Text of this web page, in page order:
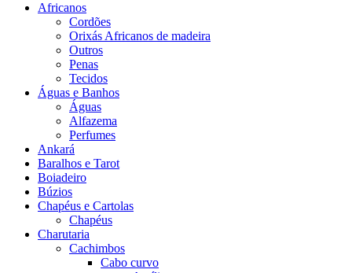
Africanos
Cordões
Orixás Africanos de madeira
Outros
Penas
Tecidos
Águas e Banhos
Águas
Alfazema
Perfumes
Ankará
Baralhos e Tarot
Boiadeiro
Búzios
Chapéus e Cartolas
Chapéus
Charutaria
Cachimbos
Cabo curvo